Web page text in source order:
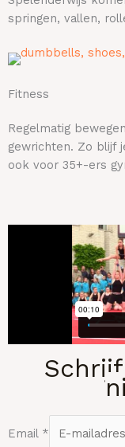
springen, vallen,
Fitness
Regelmatig
gewrichten. Zo blijf
ook voor 35+-ers
m
Email *